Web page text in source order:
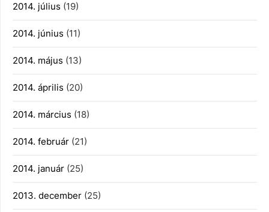
2014. július (19)
2014. június (11)
2014. május (13)
2014. április (20)
2014. március (18)
2014. február (21)
2014. január (25)
2013. december (25)